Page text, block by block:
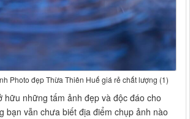
Photo đẹp Thừa Thiên Huế giá rẻ chất lượng (1)
hữu những tấm ảnh đẹp và độc đáo cho
bạn vẫn chưa biết địa điểm chụp ảnh nào